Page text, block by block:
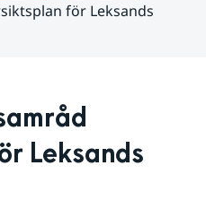
för Leksands
Leksands